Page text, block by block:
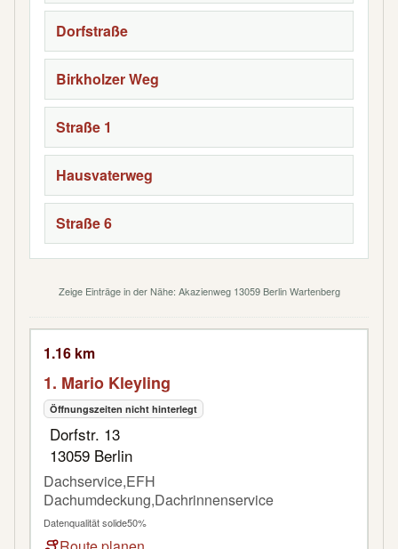
Dorfstraße
Birkholzer Weg
Straße 1
Hausvaterweg
Straße 6
Zeige Einträge in der Nähe: Akazienweg 13059 Berlin Wartenberg
1.16 km
1. Mario Kleyling
Öffnungszeiten nicht hinterlegt
Dorfstr. 13
13059 Berlin
Dachservice,EFH
Dachumdeckung,Dachrinnenservice
Datenqualität solide50%